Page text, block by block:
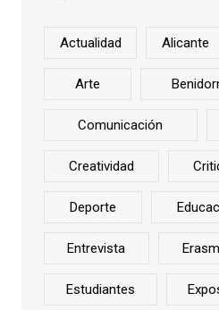
Actualidad Alicante
Arte
Comunicación
Creatividad
Deporte
Entrevista
Estudiantes